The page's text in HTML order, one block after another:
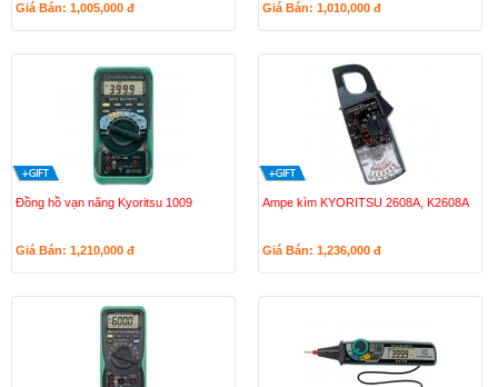
Giá Bán: 1,005,000 đ Giá Bán: 1,010,000 đ
Đồng hồ vạn năng Kyoritsu 1009
Giá Bán: 1,210,000 đ
Ampe kìm KYORITSU 2608A, K2608A
Giá Bán: 1,236,000 đ